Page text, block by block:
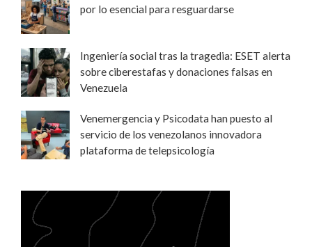
por lo esencial para resguardarse
Ingeniería social tras la tragedia: ESET alerta
sobre ciberestafas y donaciones falsas en
Venezuela
Venemergencia y Psicodata han puesto al
servicio de los venezolanos innovadora
plataforma de telepsicología